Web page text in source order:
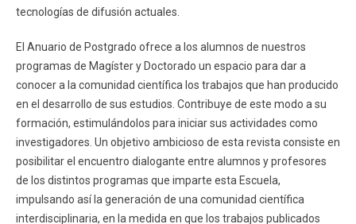
tecnologías de difusión actuales.
El Anuario de Postgrado ofrece a los alumnos de nuestros
programas de Magíster y Doctorado un espacio para dar a
conocer a la comunidad científica los trabajos que han producido
en el desarrollo de sus estudios. Contribuye de este modo a su
formación, estimulándolos para iniciar sus actividades como
investigadores. Un objetivo ambicioso de esta revista consiste en
posibilitar el encuentro dialogante entre alumnos y profesores
de los distintos programas que imparte esta Escuela,
impulsando así la generación de una comunidad científica
interdisciplinaria, en la medida en que los trabajos publicados